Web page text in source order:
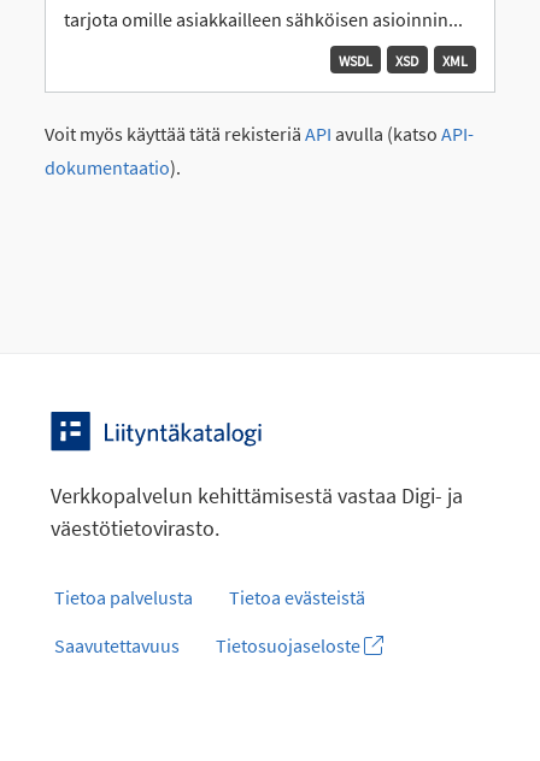
tarjota omille asiakkailleen sähköisen asioinnin...
XML
XSD
WSDL
Voit myös käyttää tätä rekisteriä API avulla (katso API-
dokumentaatio).
Verkkopalvelun kehittämisestä vastaa Digi- ja
väestötietovirasto.
Tietoa palvelusta
Tietoa evästeistä
Saavutettavuus
Tietosuojaseloste